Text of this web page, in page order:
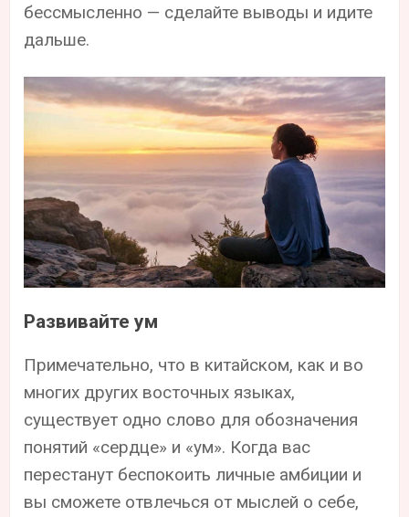
бессмысленно — сделайте выводы и идите
дальше.
Развивайте ум
Примечательно, что в китайском, как и во
многих других восточных языках,
существует одно слово для обозначения
понятий «сердце» и «ум». Когда вас
перестанут беспокоить личные амбиции и
вы сможете отвлечься от мыслей о себе,